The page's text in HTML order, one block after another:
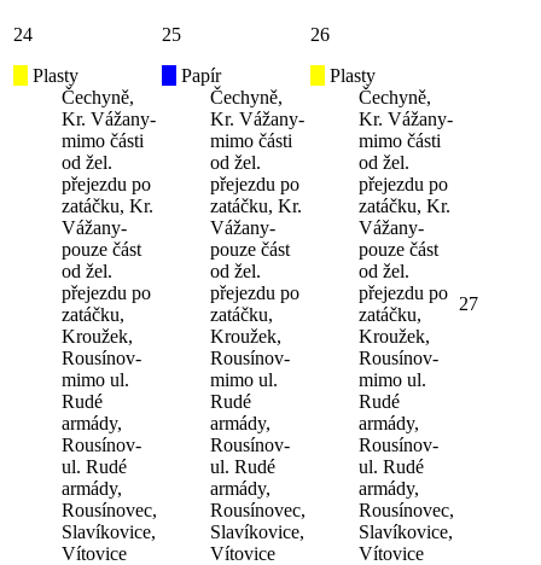
24
Plasty
Čechyně,
Kr. Vážany-
mimo části
od žel.
přejezdu po
zatáčku, Kr.
Vážany-
pouze část
od žel.
přejezdu po
zatáčku,
Kroužek,
Rousínov-
mimo ul.
Rudé
armády,
Rousínov-
ul. Rudé
armády,
Rousínovec,
Slavíkovice,
Vítovice
25
Papír
Čechyně,
Kr. Vážany-
mimo části
od žel.
přejezdu po
zatáčku, Kr.
Vážany-
pouze část
od žel.
přejezdu po
zatáčku,
Kroužek,
Rousínov-
mimo ul.
Rudé
armády,
Rousínov-
ul. Rudé
armády,
Rousínovec,
Slavíkovice,
Vítovice
26
Plasty
Čechyně,
Kr. Vážany-
mimo části
od žel.
přejezdu po
zatáčku, Kr.
Vážany-
pouze část
od žel.
přejezdu po
zatáčku,
Kroužek,
Rousínov-
mimo ul.
Rudé
armády,
Rousínov-
ul. Rudé
armády,
Rousínovec,
Slavíkovice,
Vítovice
27